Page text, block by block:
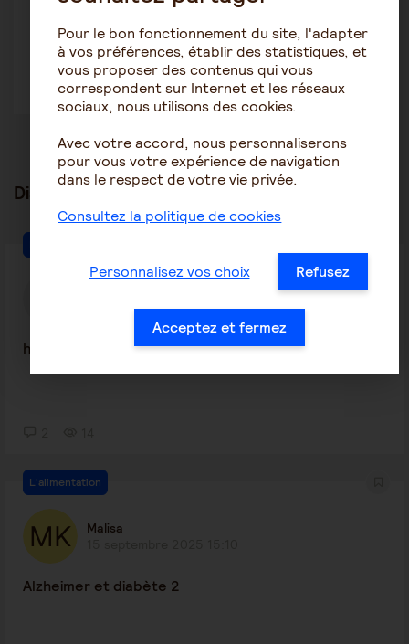
Discussions en lien
16 juillet 2026 17:45
harcellement d'aide
L'alimentation
Malisa
Alzheimer et diabète 2
Pour le bon fonctionnement du site, l'adapter
à vos préférences, établir des statistiques, et
vous proposer des contenus qui vous
correspondent sur Internet et les réseaux
sociaux, nous utilisons des cookies.
Avec votre accord, nous personnaliserons
pour vous votre expérience de navigation
dans le respect de votre vie privée.
Consultez la politique de cookies
Personnalisez vos choix Refusez
Acceptez et fermez